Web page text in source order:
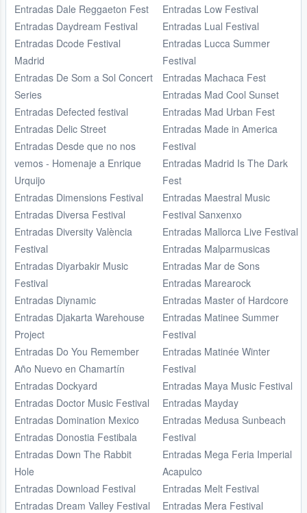
Entradas Dale Reggaeton Fest
Entradas Daydream Festival
Entradas Dcode Festival
Madrid
Entradas De Som a Sol Concert
Series
Entradas Defected festival
Entradas Delic Street
Entradas Desde que no nos
vemos - Homenaje a Enrique
Urquijo
Entradas Dimensions Festival
Entradas Diversa Festival
Entradas Diversity València
Festival
Entradas Diyarbakir Music
Festival
Entradas Diynamic
Entradas Djakarta Warehouse
Project
Entradas Do You Remember
Año Nuevo en Chamartín
Entradas Dockyard
Entradas Doctor Music Festival
Entradas Domination Mexico
Entradas Donostia Festibala
Entradas Down The Rabbit
Hole
Entradas Download Festival
Entradas Dream Valley Festival
Entradas Low Festival
Entradas Lual Festival
Entradas Lucca Summer
Festival
Entradas Machaca Fest
Entradas Mad Cool Sunset
Entradas Mad Urban Fest
Entradas Made in America
Festival
Entradas Madrid Is The Dark
Fest
Entradas Maestral Music
Festival Sanxenxo
Entradas Mallorca Live Festival
Entradas Malparmusicas
Entradas Mar de Sons
Entradas Marearock
Entradas Master of Hardcore
Entradas Matinee Summer
Festival
Entradas Matinée Winter
Festival
Entradas Maya Music Festival
Entradas Mayday
Entradas Medusa Sunbeach
Festival
Entradas Mega Feria Imperial
Acapulco
Entradas Melt Festival
Entradas Mera Festival